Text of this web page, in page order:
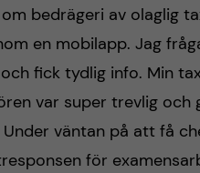
bedrägeri av olaglig
en mobilapp. Jag
fick tydlig info. Min
var super trevlig
Under väntan på att få
för